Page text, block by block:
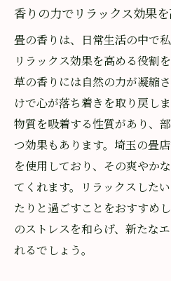
香りの力でリラックス効果
畳の香りは、日常生活の中で
リラックス効果を高める役割
草の香りには自然の力が凝縮
けで心が落ち着きを取り戻し
物質を吸着する性質があり、
つ効果もあります。埼玉の畳
を使用しており、その爽やか
てくれます。リラックスした
たりと過ごすことをおすすめ
のストレスを和らげ、新たな
れるでしょう。